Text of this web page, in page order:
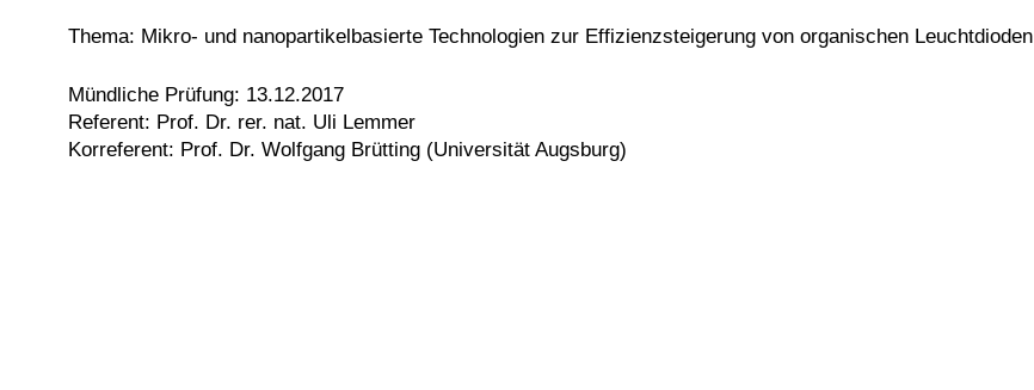
Thema: Mikro- und nanopartikelbasierte Technologien zur Effizienzsteigerung von organischen Leuchtdioden
Mündliche Prüfung: 13.12.2017
Referent: Prof. Dr. rer. nat. Uli Lemmer
Korreferent: Prof. Dr. Wolfgang Brütting (Universität Augsburg)